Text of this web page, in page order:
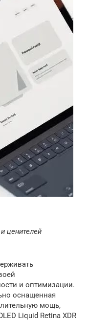
ценителей
и оптимизации.
оснащенная
мощь,
Liquid Retina XDR